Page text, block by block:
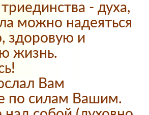
- духа,
можно надеяться
здоровую и
жизнь.
Вам
по силам Вашим.